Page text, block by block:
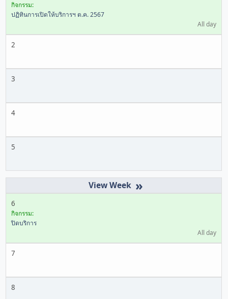
กิจกรรม:
ปฏิทินการเปิดให้บริการฯ ต.ค. 2567
All day
2
3
4
5
»
6
กิจกรรม:
ปิดบริการ
All day
7
8